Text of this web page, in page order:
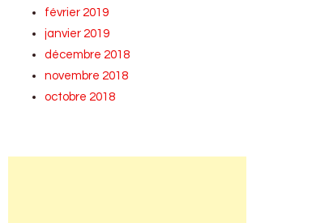
février 2019
janvier 2019
décembre 2018
novembre 2018
octobre 2018